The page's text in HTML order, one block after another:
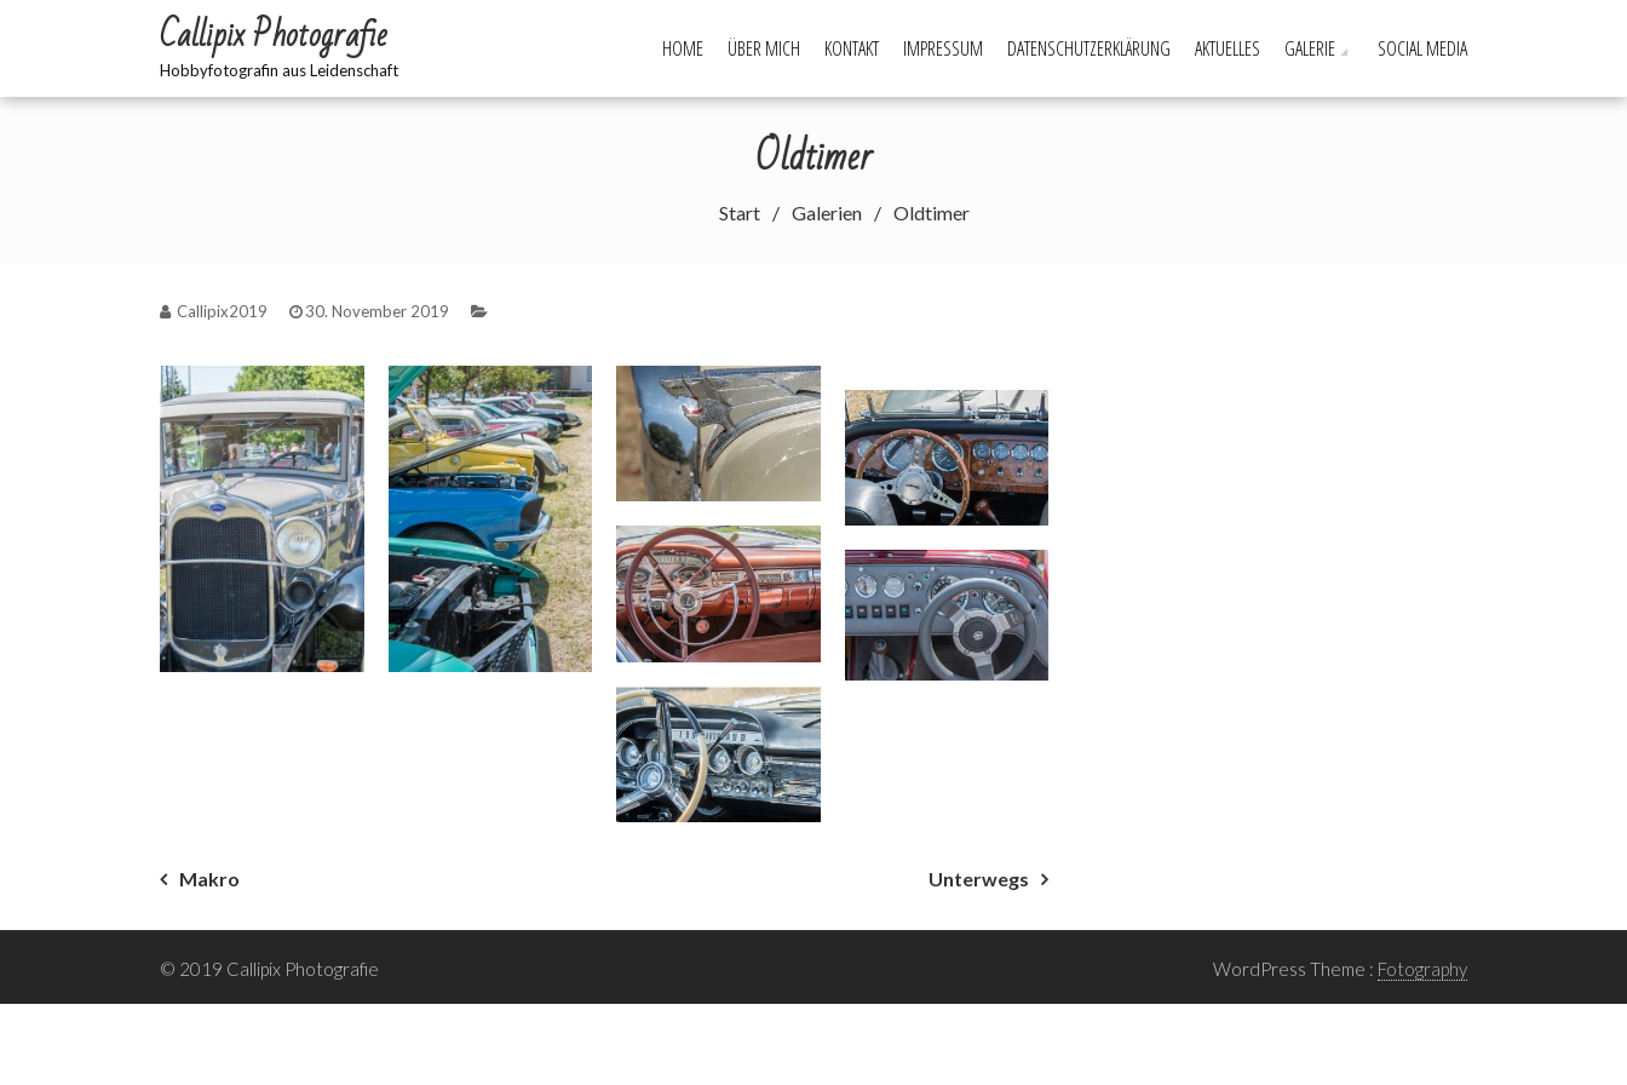
Callipix Photografie
Hobbyfotografin aus Leidenschaft
HOME ÜBER MICH KONTAKT IMPRESSUM DATENSCHUTZERKLÄRUNG AKTUELLES GALERIE SOCIAL MEDIA
Oldtimer
Start Galerien Oldtimer
Callipix2019 30. November 2019
Beitragsnavigation
Makro Unterwegs
© 2019 Callipix Photografie WordPress Theme : Fotography